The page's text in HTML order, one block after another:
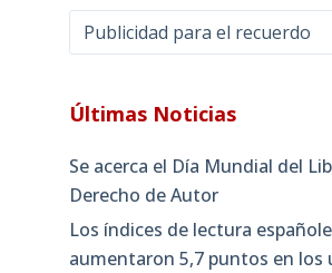
Categorías
Últimas Noticias
Se acerca el Día Mundial del
Derecho de Autor
Los índices de lectura
aumentaron 5,7 puntos en los